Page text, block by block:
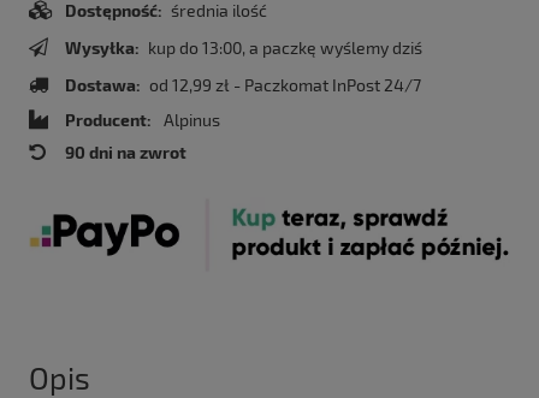
Dostępność: średnia ilość
Wysyłka: kup do 13:00, a paczkę wyślemy dziś
Dostawa: od 12,99 zł - Paczkomat InPost 24/7
Producent:
Alpinus
90 dni na zwrot
Opis